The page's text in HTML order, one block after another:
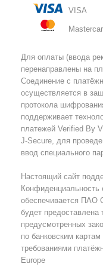
VISA
Для оплаты (ввода
перенаправлены на
Соединение с
осуществляется в
протокола
поддерживает
платежей Verified By
J-Secure, для
ввод специального
Настоящий сайт
обеспечивается
будет предоставлена
предусмотренных
по банковским
требованиями
Europe